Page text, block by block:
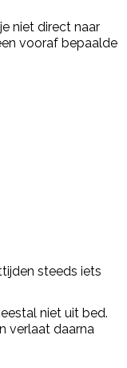
niet direct naar
vooraf bepaalde
steeds iets
niet uit bed.
verlaat daarna